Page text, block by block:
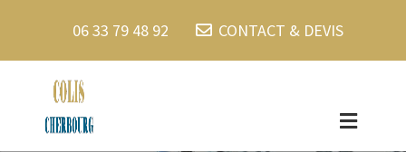
06 33 79 48 92 CONTACT & DEVIS